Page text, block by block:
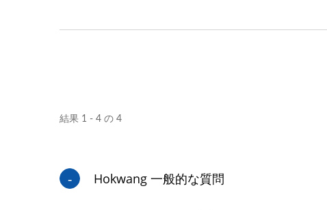
結果 1 - 4 の 4
Hokwang 一般的な質問